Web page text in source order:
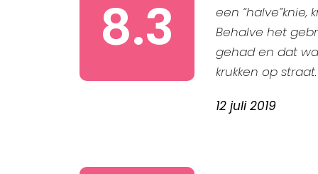
8.3
een
Behalve het
gehad en dat
krukken op
12 juli 2019